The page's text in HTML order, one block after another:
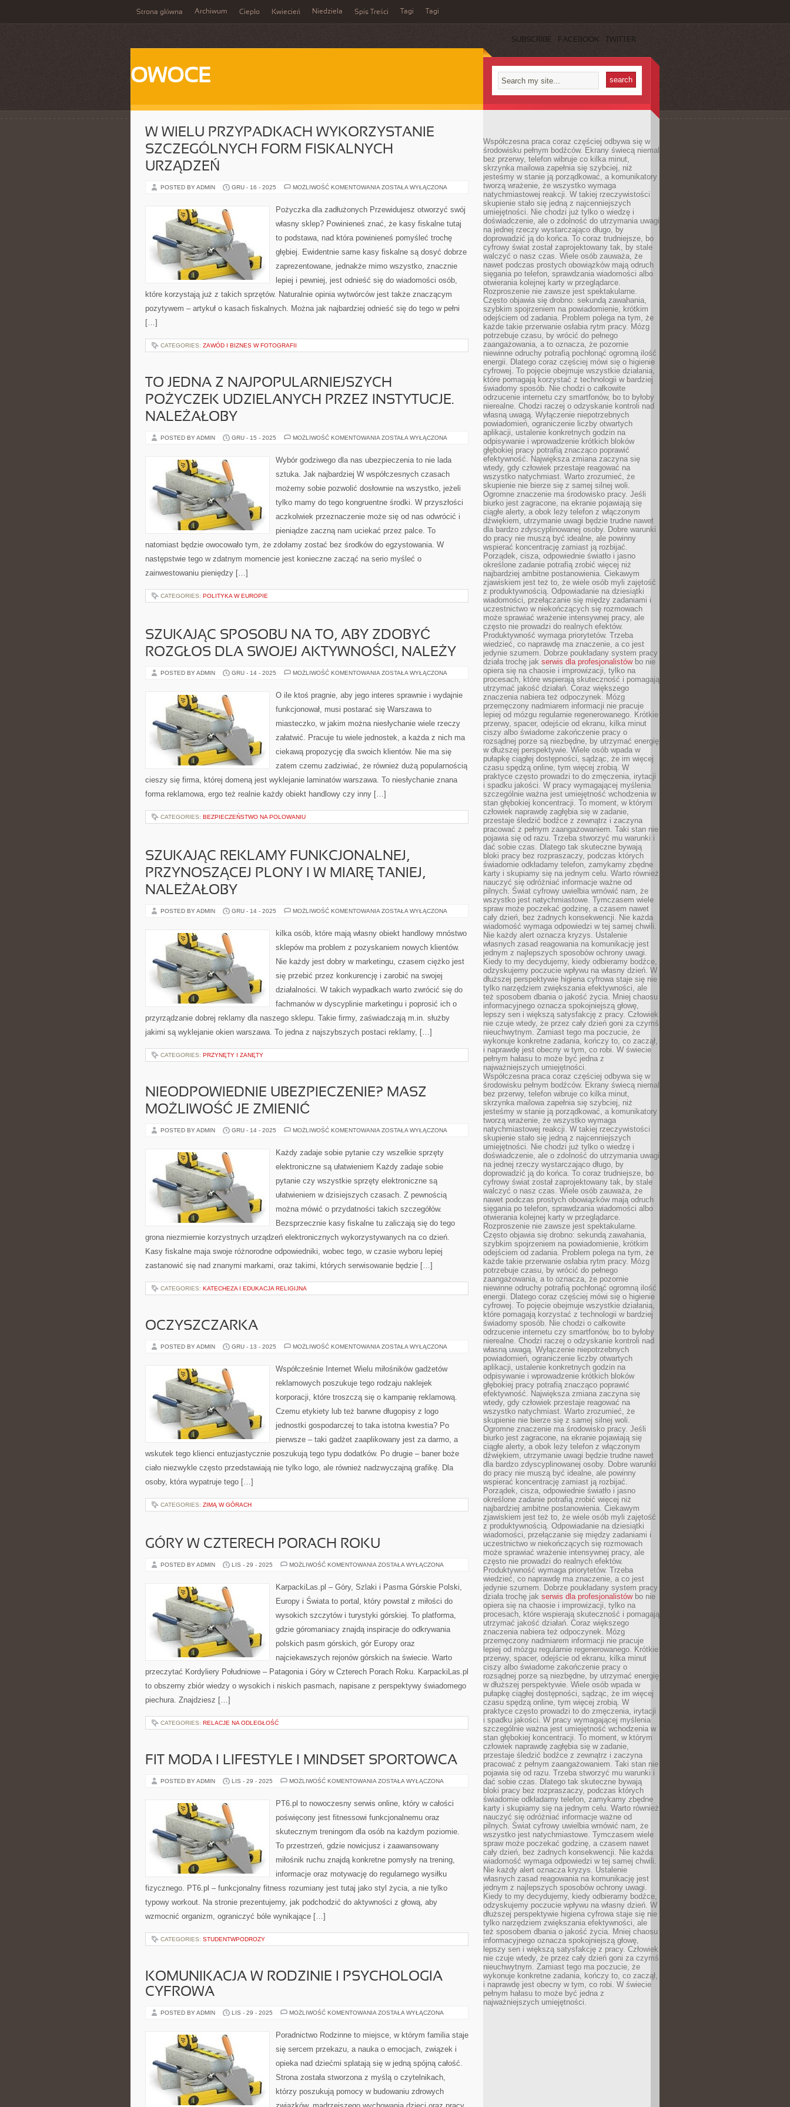
Strona główna Archiwum Ciepło Kwiecień Niedziela Spis Treści Tagi Tagi
SUBSCRIBE FACEBOOK TWITTER
OWOCE
W WIELU PRZYPADKACH WYKORZYSTANIE
SZCZEGÓLNYCH FORM FISKALNYCH
URZĄDZEŃ
POSTED BY ADMIN GRU - 16 - 2025 MOŻLIWOŚĆ KOMENTOWANIA W
WYKORZYSTANIE
SZCZEGÓLNYCH
FISKALNYCH
ZOSTAŁA WYŁĄCZONA
Pożyczka dla zadłużonych Przewidujesz otworzyć swój
własny sklep? Powinieneś znać, że kasy fiskalne tutaj
to podstawa, nad która powinieneś pomyśleć trochę
głębiej. Ewidentnie same kasy fiskalne są dosyć dobrze
zaprezentowane, jednakże mimo wszystko, znacznie
lepiej i pewniej, jest odnieść się do wiadomości osób,
które korzystają już z takich sprzętów. Naturalnie opinia wytwórców jest także znaczącym
pozytywem – artykuł o kasach fiskalnych. Można jak najbardziej odnieść się do tego w pełni
[…]
CATEGORIES: ZAWÓD I BIZNES W FOTOGRAFII
TO JEDNA Z NAJPOPULARNIEJSZYCH
POŻYCZEK UDZIELANYCH PRZEZ INSTYTUCJE.
NALEŻAŁOBY
POSTED BY ADMIN GRU - 15 - 2025 MOŻLIWOŚĆ KOMENTOWANIA TO
NAJPOPULARNIEJSZYCH
POŻYCZEK
PRZEZ
NALEŻAŁOBY
ZOSTAŁA WYŁĄCZONA
Wybór godziwego dla nas ubezpieczenia to nie lada
sztuka. Jak najbardziej W współczesnych czasach
możemy sobie pozwolić dosłownie na wszystko, jeżeli
tylko mamy do tego kongruentne środki. W przyszłości
aczkolwiek przeznaczenie może się od nas odwrócić i
pieniądze zaczną nam uciekać przez palce. To
natomiast będzie owocowało tym, że zdołamy zostać bez środków do egzystowania. W
następstwie tego w zdatnym momencie jest konieczne zacząć na serio myśleć o
zainwestowaniu pieniędzy […]
CATEGORIES: POLITYKA W EUROPIE
SZUKAJĄC SPOSOBU NA TO, ABY ZDOBYĆ
ROZGŁOS DLA SWOJEJ AKTYWNOŚCI, NALEŻY
POSTED BY ADMIN GRU - 14 - 2025 MOŻLIWOŚĆ KOMENTOWANIA SZUKAJĄC
ABY
ROZGŁOS
SWOJEJ
NALEŻY
ZOSTAŁA WYŁĄCZONA
O ile ktoś pragnie, aby jego interes sprawnie i wydajnie
funkcjonował, musi postarać się Warszawa to
miasteczko, w jakim można niesłychanie wiele rzeczy
załatwić. Pracuje tu wiele jednostek, a każda z nich ma
ciekawą propozycję dla swoich klientów. Nie ma się
zatem czemu zadziwiać, że również dużą popularnością
cieszy się firma, której domeną jest wyklejanie laminatów warszawa. To niesłychanie znana
forma reklamowa, ergo też realnie każdy obiekt handlowy czy inny […]
CATEGORIES: BEZPIECZEŃSTWO NA POLOWANIU
SZUKAJĄC REKLAMY FUNKCJONALNEJ,
PRZYNOSZĄCEJ PLONY I W MIARĘ TANIEJ,
NALEŻAŁOBY
POSTED BY ADMIN GRU - 14 - 2025 MOŻLIWOŚĆ KOMENTOWANIA SZUKAJĄC
PRZYNOSZĄCEJ
PLONY
W
TANIEJ,
ZOSTAŁA WYŁĄCZONA
kilka osób, które mają własny obiekt handlowy mnóstwo
sklepów ma problem z pozyskaniem nowych klientów.
Nie każdy jest dobry w marketingu, czasem ciężko jest
się przebić przez konkurencję i zarobić na swojej
działalności. W takich wypadkach warto zwrócić się do
fachmanów w dyscyplinie marketingu i poprosić ich o
przyrządzanie dobrej reklamy dla naszego sklepu. Takie firmy, zaświadczają m.in. służby
jakimi są wyklejanie okien warszawa. To jedna z najszybszych postaci reklamy, […]
CATEGORIES: PRZYNĘTY I ZANĘTY
NIEODPOWIEDNIE UBEZPIECZENIE? MASZ
MOŻLIWOŚĆ JE ZMIENIĆ
POSTED BY ADMIN GRU - 14 - 2025 MOŻLIWOŚĆ KOMENTOWANIA NIEODPOWIEDNIE
MOŻLIWOŚĆ
JE
ZOSTAŁA WYŁĄCZONA
Każdy zadaje sobie pytanie czy wszelkie sprzęty
elektroniczne są ułatwieniem Każdy zadaje sobie
pytanie czy wszystkie sprzęty elektroniczne są
ułatwieniem w dzisiejszych czasach. Z pewnością
można mówić o przydatności takich szczegółów.
Bezsprzecznie kasy fiskalne tu zaliczają się do tego
grona niezmiernie korzystnych urządzeń elektronicznych wykorzystywanych na co dzień.
Kasy fiskalne maja swoje różnorodne odpowiedniki, wobec tego, w czasie wyboru lepiej
zastanowić się nad znanymi markami, oraz takimi, których serwisowanie będzie […]
CATEGORIES: KATECHEZA I EDUKACJA RELIGIJNA
OCZYSZCZARKA
POSTED BY ADMIN GRU - 13 - 2025 MOŻLIWOŚĆ KOMENTOWANIA OCZYSZCZARKA
ZOSTAŁA WYŁĄCZONA
Współcześnie Internet Wielu miłośników gadżetów
reklamowych poszukuje tego rodzaju naklejek
korporacji, które troszczą się o kampanię reklamową.
Czemu etykiety lub też barwne długopisy z logo
jednostki gospodarczej to taka istotna kwestia? Po
pierwsze – taki gadżet zaaplikowany jest za darmo, a
wskutek tego klienci entuzjastycznie poszukują tego typu dodatków. Po drugie – baner boże
ciało niezwykle często przedstawiają nie tylko logo, ale również nadzwyczajną grafikę. Dla
osoby, która wypatruje tego […]
CATEGORIES: ZIMĄ W GÓRACH
GÓRY W CZTERECH PORACH ROKU
POSTED BY ADMIN LIS - 29 - 2025 MOŻLIWOŚĆ KOMENTOWANIA GÓRY
PORACH
ROKU
ZOSTAŁA WYŁĄCZONA
KarpackiLas.pl – Góry, Szlaki i Pasma Górskie Polski,
Europy i Świata to portal, który powstał z miłości do
wysokich szczytów i turystyki górskiej. To platforma,
gdzie góromaniacy znajdą inspiracje do odkrywania
polskich pasm górskich, gór Europy oraz
najciekawszych rejonów górskich na świecie. Warto
przeczytać Kordyliery Południowe – Patagonia i Góry w Czterech Porach Roku. KarpackiLas.pl
to obszerny zbiór wiedzy o wysokich i niskich pasmach, napisane z perspektywy świadomego
piechura. Znajdziesz […]
CATEGORIES: RELACJE NA ODLEGŁOŚĆ
FIT MODA I LIFESTYLE I MINDSET SPORTOWCA
POSTED BY ADMIN LIS - 29 - 2025 MOŻLIWOŚĆ KOMENTOWANIA FIT
LIFESTYLE
I
SPORTOWCA
ZOSTAŁA WYŁĄCZONA
PT6.pl to nowoczesny serwis online, który w całości
poświęcony jest fitnessowi funkcjonalnemu oraz
skutecznym treningom dla osób na każdym poziomie.
To przestrzeń, gdzie nowicjusz i zaawansowany
miłośnik ruchu znajdą konkretne pomysły na trening,
informacje oraz motywację do regularnego wysiłku
fizycznego. PT6.pl – funkcjonalny fitness rozumiany jest tutaj jako styl życia, a nie tylko
typowy workout. Na stronie prezentujemy, jak podchodzić do aktywności z głową, aby
wzmocnić organizm, ograniczyć bóle wynikające […]
CATEGORIES: STUDENTWPODROZY
KOMUNIKACJA W RODZINIE I PSYCHOLOGIA
CYFROWA
POSTED BY ADMIN LIS - 29 - 2025 MOŻLIWOŚĆ KOMENTOWANIA KOMUNIKACJA
PSYCHOLOGIA
ZOSTAŁA WYŁĄCZONA
Poradnictwo Rodzinne to miejsce, w którym familia staje
się sercem przekazu, a nauka o emocjach, związek i
opieka nad dziećmi splatają się w jedną spójną całość.
Strona została stworzona z myślą o czytelnikach,
którzy poszukują pomocy w budowaniu zdrowych
Współczesna praca coraz częściej odbywa się w
środowisku pełnym bodźców. Ekrany świecą niemal
bez przerwy, telefon wibruje co kilka minut,
skrzynka mailowa zapełnia się szybciej, niż
jesteśmy w stanie ją porządkować, a komunikatory
tworzą wrażenie, że wszystko wymaga
natychmiastowej reakcji. W takiej rzeczywistości
skupienie stało się jedną z najcenniejszych
umiejętności. Nie chodzi już tylko o wiedzę i
doświadczenie, ale o zdolność do utrzymania uwagi
na jednej rzeczy wystarczająco długo, by
doprowadzić ją do końca. To coraz trudniejsze, bo
cyfrowy świat został zaprojektowany tak, by stale
walczyć o nasz czas. Wiele osób zauważa, że
nawet podczas prostych obowiązków mają odruch
sięgania po telefon, sprawdzania wiadomości albo
otwierania kolejnej karty w przeglądarce.
Rozproszenie nie zawsze jest spektakularne.
Często objawia się drobno: sekundą zawahania,
szybkim spojrzeniem na powiadomienie, krótkim
odejściem od zadania. Problem polega na tym, że
każde takie przerwanie osłabia rytm pracy. Mózg
potrzebuje czasu, by wrócić do pełnego
zaangażowania, a to oznacza, że pozornie
niewinne odruchy potrafią pochłonąć ogromną ilość
energii. Dlatego coraz częściej mówi się o higienie
cyfrowej. To pojęcie obejmuje wszystkie działania,
które pomagają korzystać z technologii w bardziej
świadomy sposób. Nie chodzi o całkowite
odrzucenie internetu czy smartfonów, bo to byłoby
nierealne. Chodzi raczej o odzyskanie kontroli nad
własną uwagą. Wyłączenie niepotrzebnych
powiadomień, ograniczenie liczby otwartych
aplikacji, ustalenie konkretnych godzin na
odpisywanie i wprowadzenie krótkich bloków
głębokiej pracy potrafią znacząco poprawić
efektywność. Największa zmiana zaczyna się
wtedy, gdy człowiek przestaje reagować na
wszystko natychmiast. Warto zrozumieć, że
skupienie nie bierze się z samej silnej woli.
Ogromne znaczenie ma środowisko pracy. Jeśli
biurko jest zagracone, na ekranie pojawiają się
ciągłe alerty, a obok leży telefon z włączonym
dźwiękiem, utrzymanie uwagi będzie trudne nawet
dla bardzo zdyscyplinowanej osoby. Dobre warunki
do pracy nie muszą być idealne, ale powinny
wspierać koncentrację zamiast ją rozbijać.
Porządek, cisza, odpowiednie światło i jasno
określone zadanie potrafią zrobić więcej niż
najbardziej ambitne postanowienia. Ciekawym
zjawiskiem jest też to, że wiele osób myli zajętość
z produktywnością. Odpowiadanie na dziesiątki
wiadomości, przełączanie się między zadaniami i
uczestnictwo w niekończących się rozmowach
może sprawiać wrażenie intensywnej pracy, ale
często nie prowadzi do realnych efektów.
Produktywność wymaga priorytetów. Trzeba
wiedzieć, co naprawdę ma znaczenie, a co jest
jedynie szumem. Dobrze poukładany system pracy
działa trochę jak serwis dla profesjonalistówbo nie
opiera się na chaosie i improwizacji, tylko na
procesach, które wspierają skuteczność i pomagają
utrzymać jakość działań. Coraz większego
znaczenia nabiera też odpoczynek. Mózg
przemęczony nadmiarem informacji nie pracuje
lepiej od mózgu regularnie regenerowanego. Krótkie
przerwy, spacer, odejście od ekranu, kilka minut
ciszy albo świadome zakończenie pracy o
rozsądnej porze są niezbędne, by utrzymać energię
w dłuższej perspektywie. Wiele osób wpada w
pułapkę ciągłej dostępności, sądząc, że im więcej
czasu spędzą online, tym więcej zrobią. W
praktyce często prowadzi to do zmęczenia, irytacji
i spadku jakości. W pracy wymagającej myślenia
szczególnie ważna jest umiejętność wchodzenia w
stan głębokiej koncentracji. To moment, w którym
człowiek naprawdę zagłębia się w zadanie,
przestaje śledzić bodźce z zewnątrz i zaczyna
pracować z pełnym zaangażowaniem. Taki stan nie
pojawia się od razu. Trzeba stworzyć mu warunki i
dać sobie czas. Dlatego tak skuteczne bywają
bloki pracy bez rozpraszaczy, podczas których
świadomie odkładamy telefon, zamykamy zbędne
karty i skupiamy się na jednym celu. Warto również
nauczyć się odróżniać informacje ważne od
pilnych. Świat cyfrowy uwielbia wmówić nam, że
wszystko jest natychmiastowe. Tymczasem wiele
spraw może poczekać godzinę, a czasem nawet
cały dzień, bez żadnych konsekwencji. Nie każda
wiadomość wymaga odpowiedzi w tej samej chwili.
Nie każdy alert oznacza kryzys. Ustalenie
własnych zasad reagowania na komunikację jest
jednym z najlepszych sposobów ochrony uwagi.
Kiedy to my decydujemy, kiedy odbieramy bodźce,
odzyskujemy poczucie wpływu na własny dzień. W
dłuższej perspektywie higiena cyfrowa staje się nie
tylko narzędziem zwiększania efektywności, ale
też sposobem dbania o jakość życia. Mniej chaosu
informacyjnego oznacza spokojniejszą głowę,
lepszy sen i większą satysfakcję z pracy. Człowiek
nie czuje wtedy, że przez cały dzień goni za czymś
nieuchwytnym. Zamiast tego ma poczucie, że
wykonuje konkretne zadania, kończy to, co zaczął,
i naprawdę jest obecny w tym, co robi. W świecie
pełnym hałasu to może być jedna z
najważniejszych umiejętności.
Współczesna praca coraz częściej odbywa się w
środowisku pełnym bodźców. Ekrany świecą niemal
bez przerwy, telefon wibruje co kilka minut,
skrzynka mailowa zapełnia się szybciej, niż
jesteśmy w stanie ją porządkować, a komunikatory
tworzą wrażenie, że wszystko wymaga
natychmiastowej reakcji. W takiej rzeczywistości
skupienie stało się jedną z najcenniejszych
umiejętności. Nie chodzi już tylko o wiedzę i
doświadczenie, ale o zdolność do utrzymania uwagi
na jednej rzeczy wystarczająco długo, by
doprowadzić ją do końca. To coraz trudniejsze, bo
cyfrowy świat został zaprojektowany tak, by stale
walczyć o nasz czas. Wiele osób zauważa, że
nawet podczas prostych obowiązków mają odruch
sięgania po telefon, sprawdzania wiadomości albo
otwierania kolejnej karty w przeglądarce.
Rozproszenie nie zawsze jest spektakularne.
Często objawia się drobno: sekundą zawahania,
szybkim spojrzeniem na powiadomienie, krótkim
odejściem od zadania. Problem polega na tym, że
każde takie przerwanie osłabia rytm pracy. Mózg
potrzebuje czasu, by wrócić do pełnego
zaangażowania, a to oznacza, że pozornie
niewinne odruchy potrafią pochłonąć ogromną ilość
energii. Dlatego coraz częściej mówi się o higienie
cyfrowej. To pojęcie obejmuje wszystkie działania,
które pomagają korzystać z technologii w bardziej
świadomy sposób. Nie chodzi o całkowite
odrzucenie internetu czy smartfonów, bo to byłoby
nierealne. Chodzi raczej o odzyskanie kontroli nad
własną uwagą. Wyłączenie niepotrzebnych
powiadomień, ograniczenie liczby otwartych
aplikacji, ustalenie konkretnych godzin na
odpisywanie i wprowadzenie krótkich bloków
głębokiej pracy potrafią znacząco poprawić
efektywność. Największa zmiana zaczyna się
wtedy, gdy człowiek przestaje reagować na
wszystko natychmiast. Warto zrozumieć, że
skupienie nie bierze się z samej silnej woli.
Ogromne znaczenie ma środowisko pracy. Jeśli
biurko jest zagracone, na ekranie pojawiają się
ciągłe alerty, a obok leży telefon z włączonym
dźwiękiem, utrzymanie uwagi będzie trudne nawet
dla bardzo zdyscyplinowanej osoby. Dobre warunki
do pracy nie muszą być idealne, ale powinny
wspierać koncentrację zamiast ją rozbijać.
Porządek, cisza, odpowiednie światło i jasno
określone zadanie potrafią zrobić więcej niż
najbardziej ambitne postanowienia. Ciekawym
zjawiskiem jest też to, że wiele osób myli zajętość
z produktywnością. Odpowiadanie na dziesiątki
wiadomości, przełączanie się między zadaniami i
uczestnictwo w niekończących się rozmowach
może sprawiać wrażenie intensywnej pracy, ale
często nie prowadzi do realnych efektów.
Produktywność wymaga priorytetów. Trzeba
wiedzieć, co naprawdę ma znaczenie, a co jest
jedynie szumem. Dobrze poukładany system pracy
działa trochę jak serwis dla profesjonalistówbo nie
opiera się na chaosie i improwizacji, tylko na
procesach, które wspierają skuteczność i pomagają
utrzymać jakość działań. Coraz większego
znaczenia nabiera też odpoczynek. Mózg
przemęczony nadmiarem informacji nie pracuje
lepiej od mózgu regularnie regenerowanego. Krótkie
przerwy, spacer, odejście od ekranu, kilka minut
ciszy albo świadome zakończenie pracy o
rozsądnej porze są niezbędne, by utrzymać energię
w dłuższej perspektywie. Wiele osób wpada w
pułapkę ciągłej dostępności, sądząc, że im więcej
czasu spędzą online, tym więcej zrobią. W
praktyce często prowadzi to do zmęczenia, irytacji
i spadku jakości. W pracy wymagającej myślenia
szczególnie ważna jest umiejętność wchodzenia w
stan głębokiej koncentracji. To moment, w którym
człowiek naprawdę zagłębia się w zadanie,
przestaje śledzić bodźce z zewnątrz i zaczyna
pracować z pełnym zaangażowaniem. Taki stan nie
pojawia się od razu. Trzeba stworzyć mu warunki i
dać sobie czas. Dlatego tak skuteczne bywają
bloki pracy bez rozpraszaczy, podczas których
świadomie odkładamy telefon, zamykamy zbędne
karty i skupiamy się na jednym celu. Warto również
nauczyć się odróżniać informacje ważne od
pilnych. Świat cyfrowy uwielbia wmówić nam, że
wszystko jest natychmiastowe. Tymczasem wiele
spraw może poczekać godzinę, a czasem nawet
cały dzień, bez żadnych konsekwencji. Nie każda
wiadomość wymaga odpowiedzi w tej samej chwili.
Nie każdy alert oznacza kryzys. Ustalenie
własnych zasad reagowania na komunikację jest
jednym z najlepszych sposobów ochrony uwagi.
Kiedy to my decydujemy, kiedy odbieramy bodźce,
odzyskujemy poczucie wpływu na własny dzień. W
dłuższej perspektywie higiena cyfrowa staje się nie
tylko narzędziem zwiększania efektywności, ale
też sposobem dbania o jakość życia. Mniej chaosu
informacyjnego oznacza spokojniejszą głowę,
lepszy sen i większą satysfakcję z pracy. Człowiek
nie czuje wtedy, że przez cały dzień goni za czymś
nieuchwytnym. Zamiast tego ma poczucie, że
wykonuje konkretne zadania, kończy to, co zaczął,
i naprawdę jest obecny w tym, co robi. W świecie
pełnym hałasu to może być jedna z
najważniejszych umiejętności.